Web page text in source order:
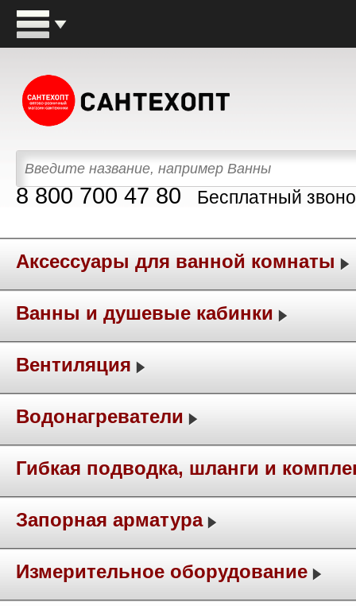
8 800 700 47 80 Бесплатный
Аксессуары для ванной комнаты
Ванны и душевые кабинки
Вентиляция
Водонагреватели
Гибкая подводка, шланги и
Запорная арматура
Измерительное оборудование